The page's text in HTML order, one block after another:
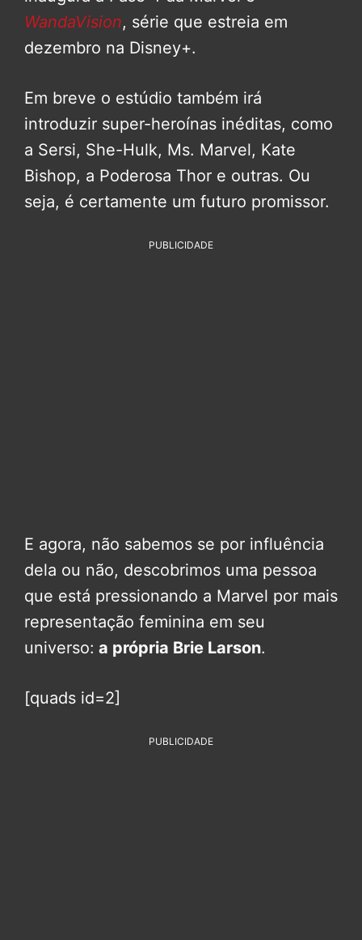
WandaVision, série que estreia em
dezembro na Disney+.
Em breve o estúdio também irá
introduzir super-heroínas inéditas, como
a Sersi, She-Hulk, Ms. Marvel, Kate
Bishop, a Poderosa Thor e outras. Ou
seja, é certamente um futuro promissor.
PUBLICIDADE
E agora, não sabemos se por influência
dela ou não, descobrimos uma pessoa
que está pressionando a Marvel por mais
representação feminina em seu
universo: a própria Brie Larson.
[quads id=2]
PUBLICIDADE